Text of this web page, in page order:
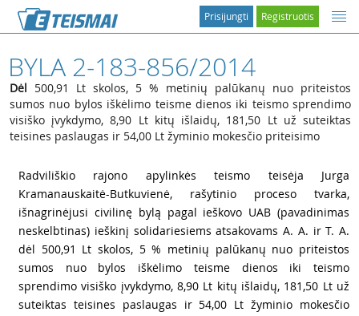
Registruotis
Prisijungti
BYLA 2-183-856/2014
Dėl 500,91 Lt skolos, 5 % metinių palūkanų nuo priteistos
sumos nuo bylos iškėlimo teisme dienos iki teismo sprendimo
visiško įvykdymo, 8,90 Lt kitų išlaidų, 181,50 Lt už suteiktas
teisines paslaugas ir 54,00 Lt žyminio mokesčio priteisimo
Radviliškio rajono apylinkės teismo teisėja Jurga
Kramanauskaitė-Butkuvienė, rašytinio proceso tvarka,
išnagrinėjusi civilinę bylą pagal ieškovo UAB (pavadinimas
neskelbtinas) ieškinį solidariesiems atsakovams A. A. ir T. A.
dėl 500,91 Lt skolos, 5 % metinių palūkanų nuo priteistos
sumos nuo bylos iškėlimo teisme dienos iki teismo
sprendimo visiško įvykdymo, 8,90 Lt kitų išlaidų, 181,50 Lt už
suteiktas teisines paslaugas ir 54,00 Lt žyminio mokesčio